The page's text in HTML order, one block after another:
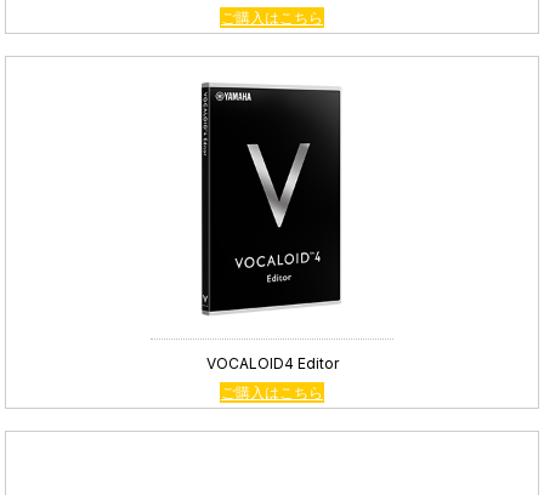
ご購入はこちら
VOCALOID4 Editor
ご購入はこちら